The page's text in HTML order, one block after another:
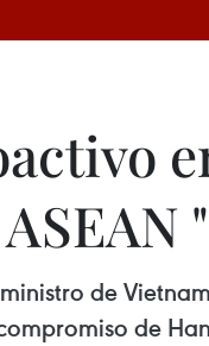
de
de